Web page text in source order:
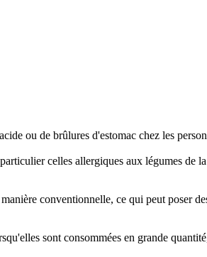
ou de brûlures d'estomac chez les
celles allergiques aux légumes de
conventionnelle, ce qui peut poser
sont consommées en grande